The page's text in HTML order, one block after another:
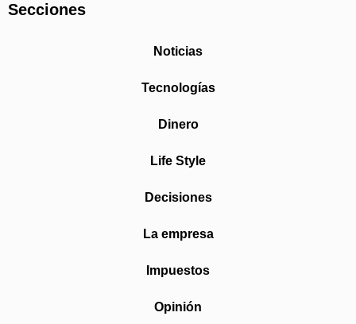
Secciones
Noticias
Tecnologías
Dinero
Life Style
Decisiones
La empresa
Impuestos
Opinión